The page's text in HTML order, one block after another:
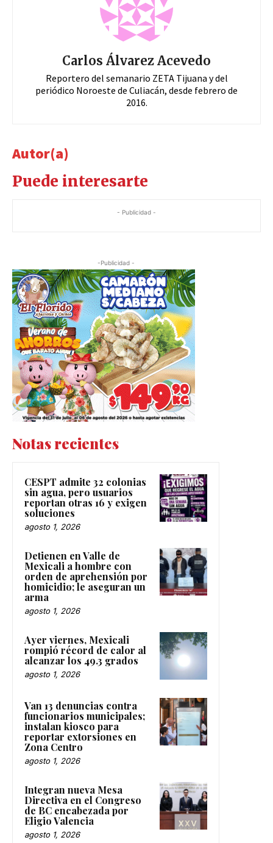
Carlos Álvarez Acevedo
Reportero del semanario ZETA Tijuana y del
periódico Noroeste de Culiacán, desde febrero de
2016.
Autor(a)
Puede interesarte
- Publicidad -
-Publicidad -
Notas recientes
CESPT admite 32 colonias
sin agua, pero usuarios
reportan otras 16 y exigen
soluciones
agosto 1, 2026
Detienen en Valle de
Mexicali a hombre con
orden de aprehensión por
homicidio; le aseguran un
arma
agosto 1, 2026
Ayer viernes, Mexicali
rompió récord de calor al
alcanzar los 49.3 grados
agosto 1, 2026
Van 13 denuncias contra
funcionarios municipales;
instalan kiosco para
reportar extorsiones en
Zona Centro
agosto 1, 2026
Integran nueva Mesa
Directiva en el Congreso
de BC encabezada por
Eligio Valencia
agosto 1, 2026